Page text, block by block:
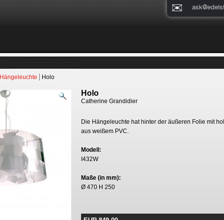
Hängeleuchte Holo
Holo
Catherine Grandidier
Die Hängeleuchte hat hinter der äußeren Folie mit
aus weißem PVC.
Modell:
I432W
Maße (in mm):
Ø 470 H 250